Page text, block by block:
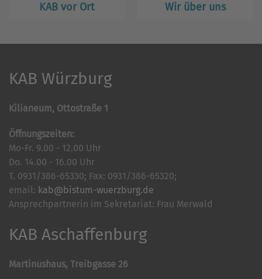
KAB vor Ort Wir über uns
KAB Würzburg
Kilianeum, Ottostraße 1
Öffnungszeiten:
Mo-Fr. 9.00 - 12.00 Uhr
Do. 14.00 - 16.00 Uhr
T. 0931/386-65330; Fax: 0931/386-65320;
email: kab@bistum-wuerzburg.de
Ansprechpartnerin im Sekretariat: Frau Merwald
KAB Aschaffenburg
Martinushaus, Treibgasse 26